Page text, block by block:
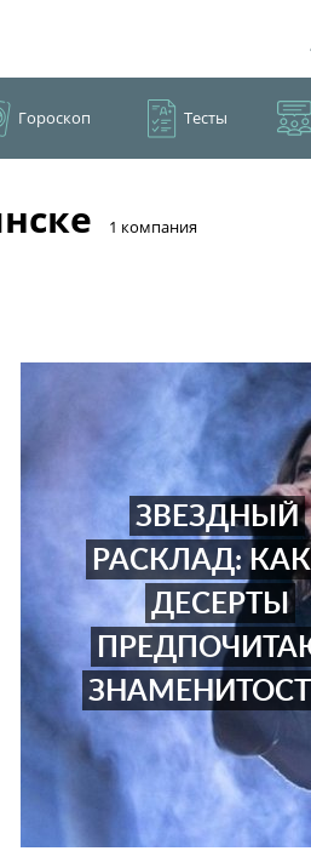
Гороскоп Тесты
​1 компания
ЗВЕЗДНЫЙ
РАСКЛАД:
ДЕСЕРТЫ